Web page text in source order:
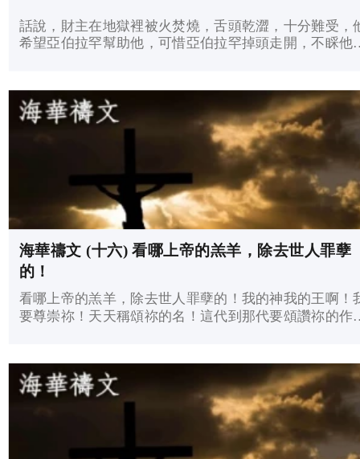
話說，財主在地獄裡被火焚燒，舌頭乾澀，十分難受，
希望亞伯拉罕幫助他，可惜亞伯拉罕掉頭走開，不睬他
海華禱文 (十六) 看哪上帝的羔羊，除去世人罪孽
的！
看哪上帝的羔羊，除去世人罪孽的！我的神我的王啊！
要尊崇祢！天天稱頌祢的名！這代到那代要頌讚祢的作